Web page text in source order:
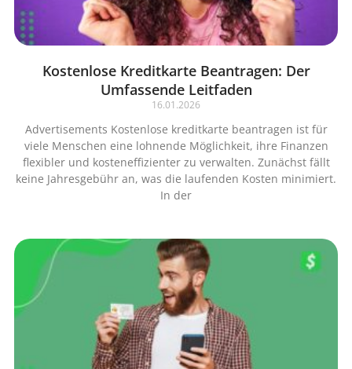
Kostenlose Kreditkarte Beantragen: Der
Umfassende Leitfaden
16.01.2026
Advertisements Kostenlose kreditkarte beantragen ist für
viele Menschen eine lohnende Möglichkeit, ihre Finanzen
flexibler und kosteneffizienter zu verwalten. Zunächst fällt
keine Jahresgebühr an, was die laufenden Kosten minimiert.
In der